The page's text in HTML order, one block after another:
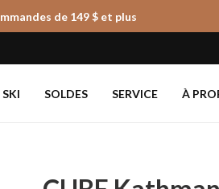
de 149 $ et plus
SKI SOLDES SERVICE À